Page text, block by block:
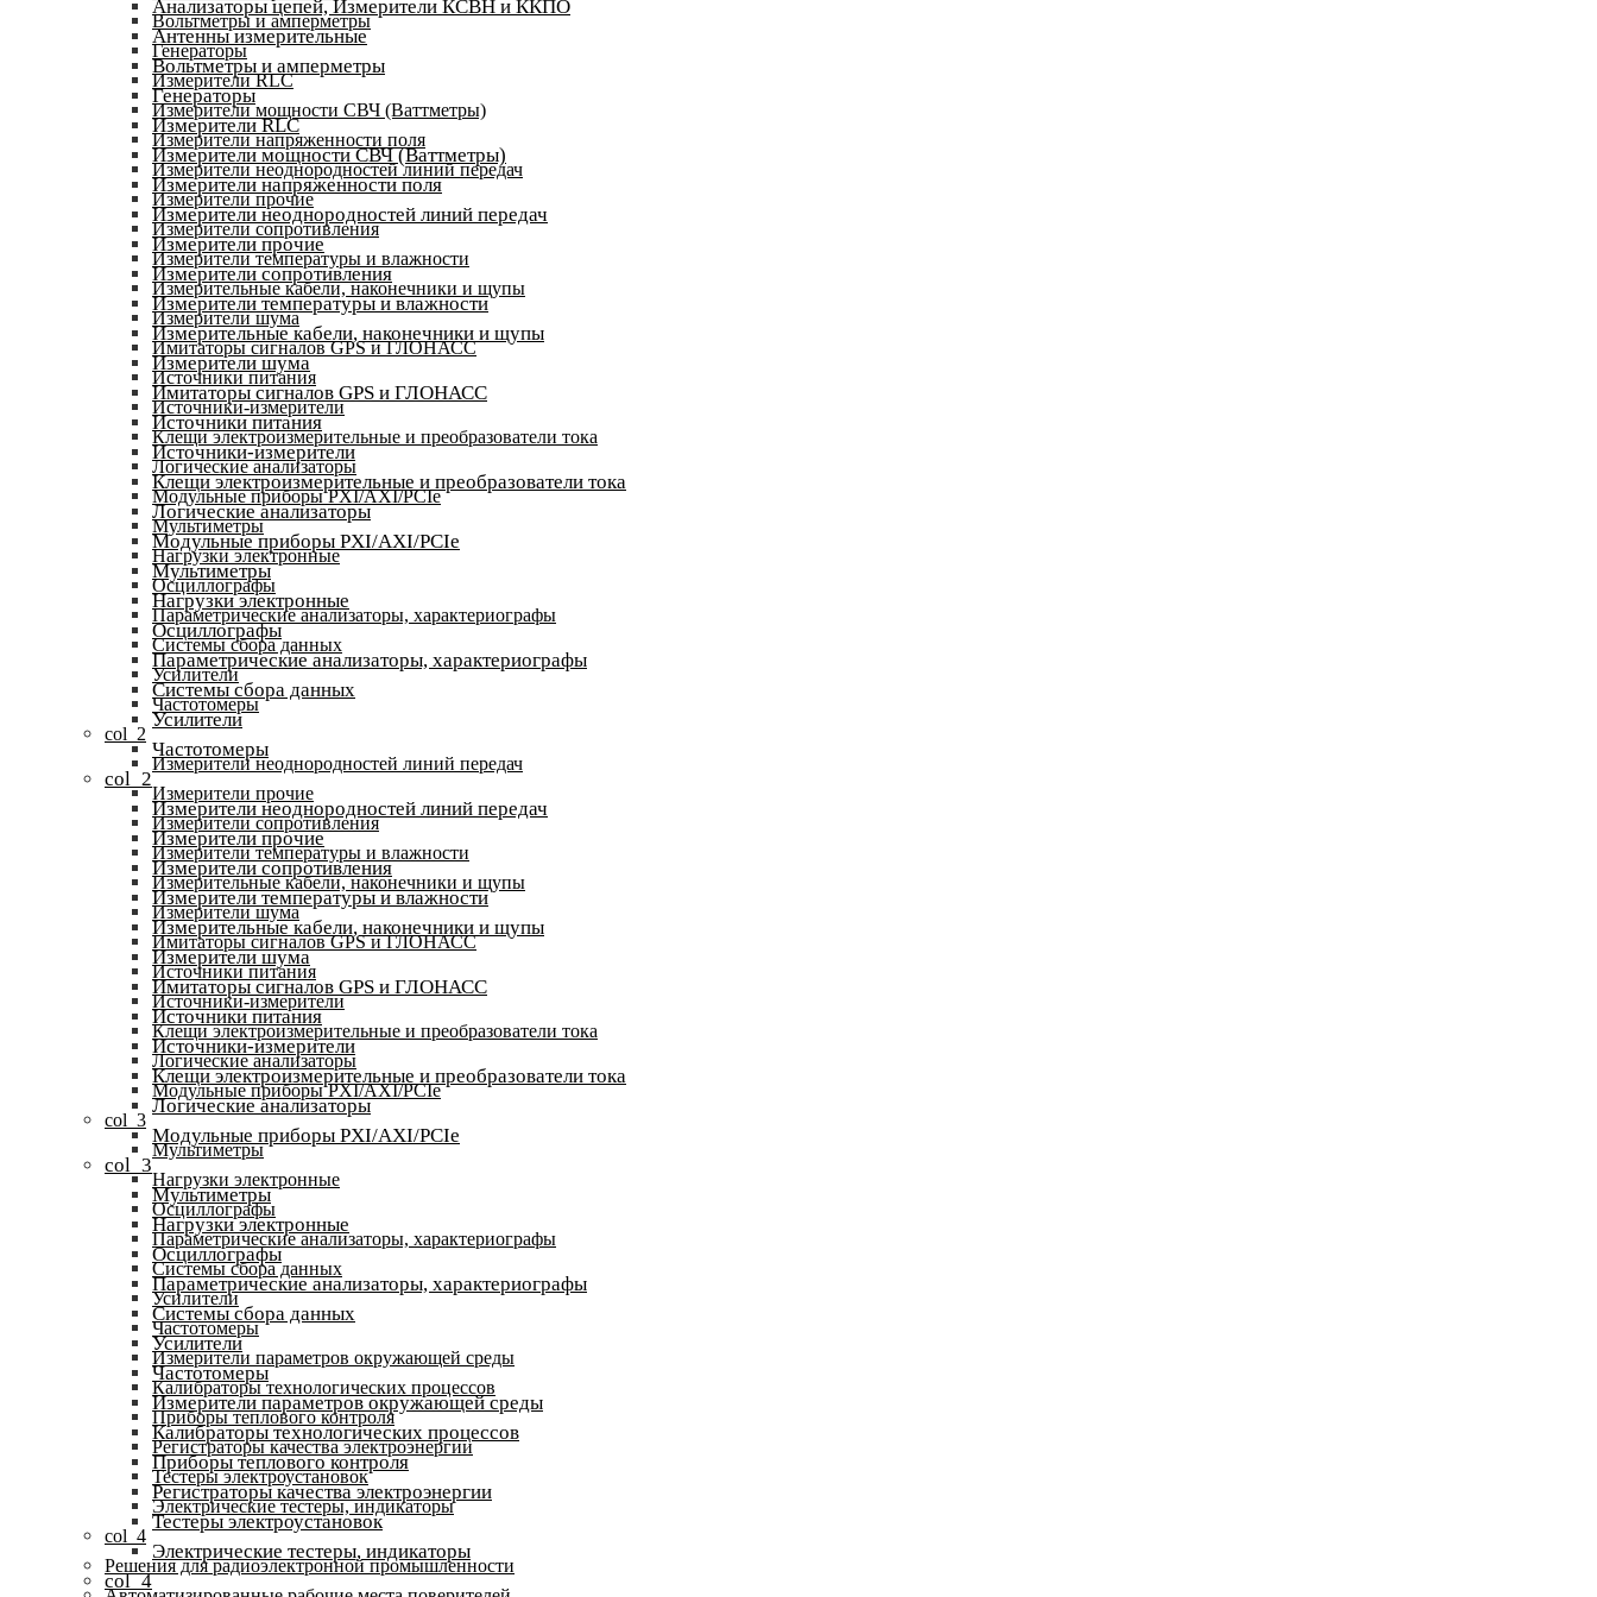
Вольтметры и амперметры
Генераторы
Измерители RLC
Измерители мощности СВЧ (Ваттметры)
Измерители напряженности поля
Измерители неоднородностей линий передач
Измерители прочие
Измерители сопротивления
Измерители температуры и влажности
Измерительные кабели, наконечники и щупы
Измерители шума
Имитаторы сигналов GPS и ГЛОНАСС
Источники питания
Источники-измерители
Клещи электроизмерительные и преобразователи тока
Логические анализаторы
Модульные приборы PXI/AXI/PCIe
Мультиметры
Нагрузки электронные
Осциллографы
Параметрические анализаторы, характериографы
Системы сбора данных
Усилители
Частотомеры
col_2
Измерители неоднородностей линий передач
Измерители прочие
Измерители сопротивления
Измерители температуры и влажности
Измерительные кабели, наконечники и щупы
Измерители шума
Имитаторы сигналов GPS и ГЛОНАСС
Источники питания
Источники-измерители
Клещи электроизмерительные и преобразователи тока
Логические анализаторы
Модульные приборы PXI/AXI/PCIe
col_3
Мультиметры
Нагрузки электронные
Осциллографы
Параметрические анализаторы, характериографы
Системы сбора данных
Усилители
Частотомеры
Измерители параметров окружающей среды
Калибраторы технологических процессов
Приборы теплового контроля
Регистраторы качества электроэнергии
Тестеры электроустановок
Электрические тестеры, индикаторы
col_4
Решения для радиоэлектронной промышленности
Анализаторы цепей, Измерители КСВН и ККПО
Антенны измерительные
Вольтметры и амперметры
Генераторы
Измерители RLC
Измерители мощности СВЧ (Ваттметры)
Измерители напряженности поля
Измерители неоднородностей линий передач
Измерители прочие
Измерители сопротивления
Измерители температуры и влажности
Измерительные кабели, наконечники и щупы
Измерители шума
Имитаторы сигналов GPS и ГЛОНАСС
Источники питания
Источники-измерители
Клещи электроизмерительные и преобразователи тока
Логические анализаторы
Модульные приборы PXI/AXI/PCIe
Мультиметры
Нагрузки электронные
Осциллографы
Параметрические анализаторы, характериографы
Системы сбора данных
Усилители
Частотомеры
col_2
Измерители неоднородностей линий передач
Измерители прочие
Измерители сопротивления
Измерители температуры и влажности
Измерительные кабели, наконечники и щупы
Измерители шума
Имитаторы сигналов GPS и ГЛОНАСС
Источники питания
Источники-измерители
Клещи электроизмерительные и преобразователи тока
Логические анализаторы
Модульные приборы PXI/AXI/PCIe
col_3
Мультиметры
Нагрузки электронные
Осциллографы
Параметрические анализаторы, характериографы
Системы сбора данных
Усилители
Частотомеры
Измерители параметров окружающей среды
Калибраторы технологических процессов
Приборы теплового контроля
Регистраторы качества электроэнергии
Тестеры электроустановок
Электрические тестеры, индикаторы
col_4